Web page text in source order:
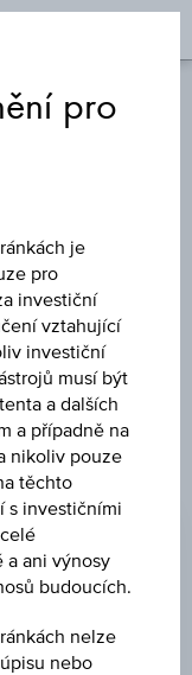
INS
pro
je
pro
investiční
vztahující
investiční
musí být
a dalších
a případně na
nikoliv pouze
těchto
s investičními
a ani výnosy
budoucích.
nelze
nebo